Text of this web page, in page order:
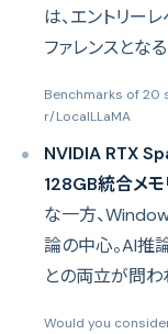
は、エントリー
ファレンスとなる
Benchmarks of 20
r/LocalLLaMA
NVIDIA RTX
128GB統合メモ
な一方、
論の中心。AI推
との両立が問わ
Would you